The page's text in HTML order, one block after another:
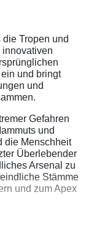
Tropen und
innovativen
und bringt
und
Gefahren
und
die Menschheit
Überlebender
Arsenal zu
Stämme
und zum Apex